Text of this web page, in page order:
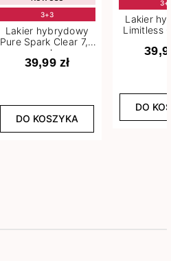
3+3
Lakier hybrydowy
Pure Spark Clear 7,2
ml
39,99 zł
DO KOSZYKA
Lakier
Limitless
DO